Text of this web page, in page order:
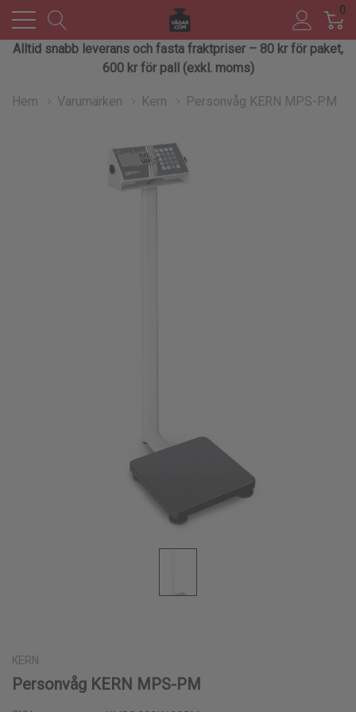
0
Alltid snabb leverans och fasta fraktpriser – 80 kr för paket,
600 kr för pall (exkl. moms)
Hem Varumärken Kern Personvåg KERN MPS-PM
KERN
Personvåg KERN MPS-PM